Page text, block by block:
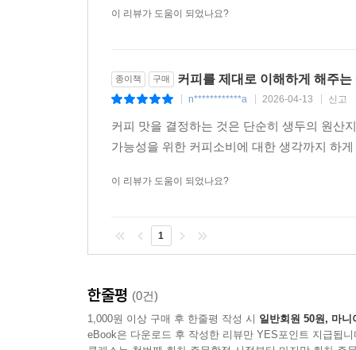
이 리뷰가 도움이 되었나요?
종이책 구매 커피를 제대로 이해하게 해주는
n************a 2026-04-13 신고
커피 맛을 결정하는 것은 단순히 생두의 원산
가능성을 위한 커피소비에 대한 생각까지 하
이 리뷰가 도움이 되었나요?
1
한줄평 (0건)
1,000원 이상 구매 후 한줄평 작성 시 일반회원 50원, 마니
eBook은 다운로드 후 작성한 리뷰만 YES포인트 지급됩니